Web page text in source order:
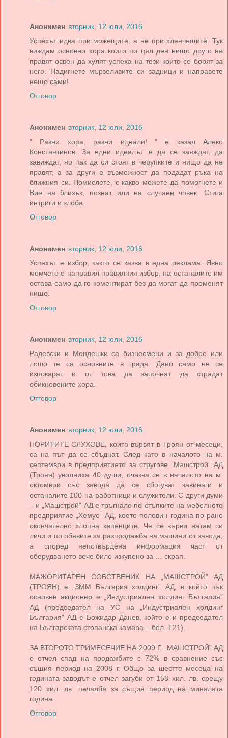
Анонимен вторник, 12 юли, 2016
Успехът идва при можещите, а не при хленчещите. Тук
виждам основно хора които по цял ден нищо друго не
правят освен да хулят успеха на тези които се борят за
него. Надигнете мързеливите си задници и направете
нещо сами!
Отговор
Анонимен вторник, 12 юли, 2016
" Разни хора, разни идеали! " е казал Алеко
Константинов. За едни идеалът е да се заяждат, да
завиждат, но пак да си стоят в черупките и нищо да не
правят, а за други е възможност да подадат ръка на
ближния си. Помислете, с какво можете да помогнете и
Вие на близък, познат или на случаен човек. Стига
интриги и злоба.
Отговор
Анонимен вторник, 12 юли, 2016
Успехът е избор, както се казва в една реклама. Явно
момчето е направил правилния избор, на останалите им
остава само да го коментират без да могат да променят
нищо.
Отговор
Анонимен вторник, 12 юли, 2016
Радевски и Мондешки са бизнесмени и за добро или
лошо те са основните в града. Дано само не се
изпокарат и от това да започнат да страдат
обикновените хора.
Отговор
Анонимен вторник, 12 юли, 2016
ПОРИТИТЕ СЛУХОВЕ, които вървят в Троян от месеци,
са на път да се сбъднат. След като в началото на м.
септември в предприятието за стругове „Машстрой” АД
(Троян) уволниха 40 души, очаква се в началото на м.
октомври със завода да се сбогуват завинаги и
останалите 100-на работници и служители. С други думи
– и „Машстрой” АД е тръгнало по стъпките на мебелното
предприятие „Хемус” АД, което половин година по-рано
окончателно хлопна кепенците. Че се върви натам си
личи и по обявите за разпродажба на машини от завода,
а според непотвърдена информация част от
оборудването вече било изкупено за … скрап.
МАЖОРИТАРЕН СОБСТВЕНИК НА „МАШСТРОЙ” АД
(ТРОЯН) е „ЗММ България холдинг” АД, в който пък
основен акционер е „Индустриален холдинг България”
АД (председател на УС на „Индустриален холдинг
България” АД е Божидар Данев, който е и председател
на Българската стопанска камара – бел. Т21).
ЗА ВТОРОТО ТРИМЕСЕЧИЕ НА 2009 Г. „МАШСТРОЙ” АД
е отчел спад на продажбите с 72% в сравнение със
същия период на 2008 г. Общо за шестте месеца на
годината заводът е отчел загуби от 158 хил. лв. срещу
120 хил. лв. печалба за същия период на миналата
година.
Отговор